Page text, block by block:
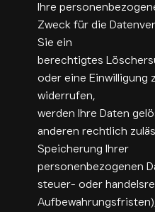
Ihre
Zweck für die
Sie ein
berechtigtes
oder eine Einwilligung
widerrufen,
werden Ihre Daten
anderen rechtlich
Speicherung Ihrer
personenbezogenen
steuer- oder